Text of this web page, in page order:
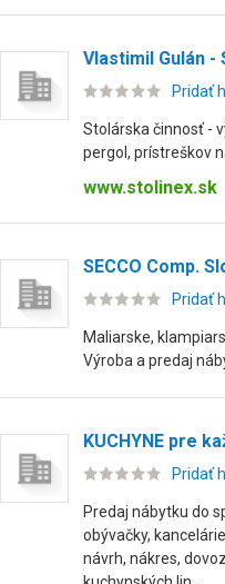
Vlastimil Gulán -
Pridať
Stolárska činnosť -
pergol, prístreškov
www.stolinex.sk
SECCO Comp.
Pridať
Maliarske,
Výroba a predaj
KUCHYNE pre
Pridať
Predaj nábytku do
obývačky,
návrh, nákres,